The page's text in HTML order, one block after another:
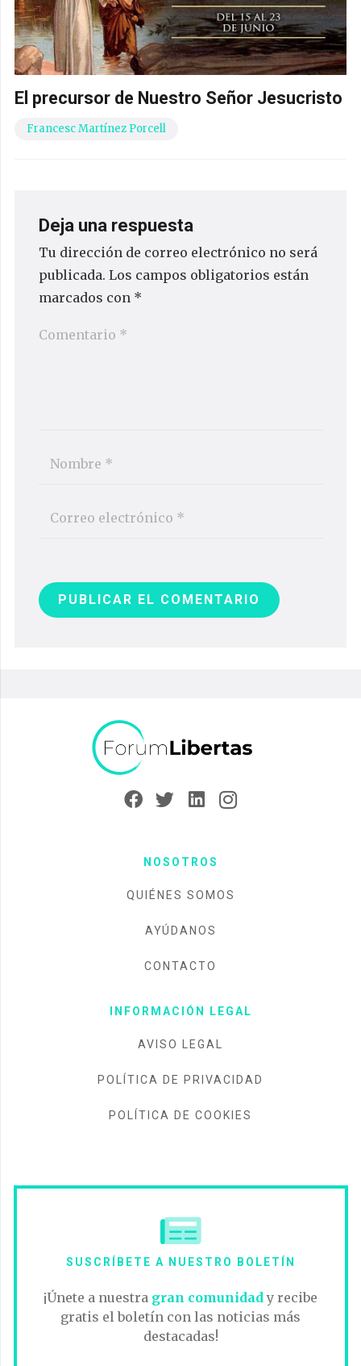
El precursor de Nuestro Señor Jesucristo
Francesc Martínez Porcell
Deja una respuesta
Tu dirección de correo electrónico no será
publicada. Los campos obligatorios están
marcados con *
PUBLICAR EL COMENTARIO
NOSOTROS
QUIÉNES SOMOS
AYÚDANOS
CONTACTO
INFORMACIÓN LEGAL
AVISO LEGAL
POLÍTICA DE PRIVACIDAD
POLÍTICA DE COOKIES
SUSCRÍBETE A NUESTRO BOLETÍN
¡Únete a nuestra gran comunidad y recibe
gratis el boletín con las noticias más
destacadas!